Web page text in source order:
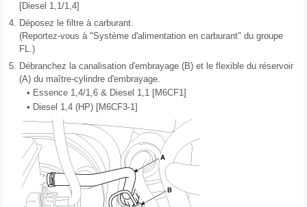
[Diesel 1,1/1,4]
4. Déposez le filtre à carburant.
(Reportez-vous à "Système d'alimentation en carburant" du groupe
FL.)
5. Débranchez la canalisation d'embrayage (B) et le flexible du réservoir
(A) du maître-cylindre d'embrayage.
• Essence 1,4/1,6 & Diesel 1,1 [M6CF1]
• Diesel 1,4 (HP) [M6CF3-1]